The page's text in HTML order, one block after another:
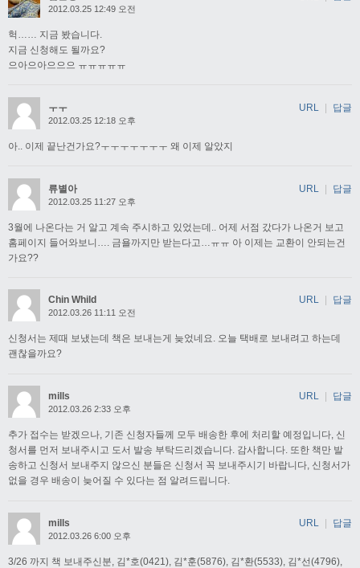
2012.03.25 12:49 오전
헉…… 지금 봤습니다.
지금 신청해도 될까요?
으아으아으으으 ㅠㅠㅠㅠㅠ
ㅜㅜ
2012.03.25 12:18 오후
아.. 이제 끝난건가요?ㅜㅜㅜㅜㅜㅜㅜ 왜 이제 알았지
URL | 답글
류별아
2012.03.25 11:27 오후
3월에 나온다는 거 알고 계속 주시하고 있었는데.. 어제 서점 갔다가 나온거 보고
홈페이지 들어와보니…. 금욜까지만 받는다고…ㅠㅠ 아 이제는 교환이 안되는건
가요??
URL | 답글
Chin Whild
2012.03.26 11:11 오전
신청서는 제때 보냈는데 책은 보내는게 늦었네요. 오늘 택배로 보내려고 하는데
괜찮을까요?
URL 답글
mills
2012.03.26 2:33 오후
추가 접수는 받겠으나, 기존 신청자들께 모두 배송한 후에 처리할 예정입니다, 신
청서를 먼저 보내주시고 도서 발송 부탁드리겠습니다. 감사합니다. 또한 책만 발
송하고 신청서 보내주지 않으신 분들은 신청서 꼭 보내주시기 바랍니다, 신청서가
없을 경우 배송이 늦어질 수 있다는 점 알려드립니다.
URL 답글
mills
2012.03.26 6:00 오후
3/26 까지 책 보내주신분, 김*호(0421), 김*훈(5876), 김*환(5533), 김*선(4796),
URL 답글